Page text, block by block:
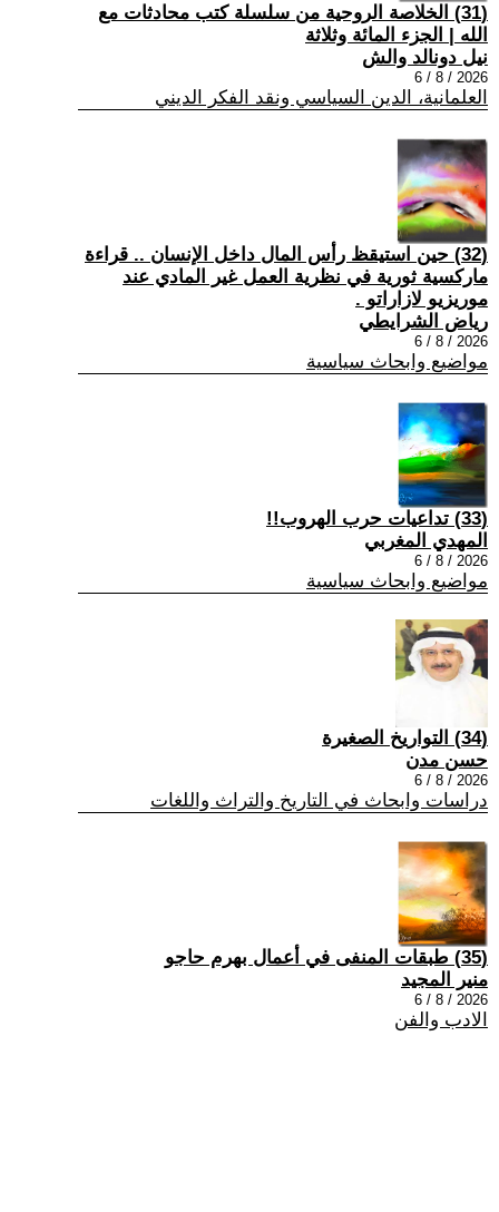
(31) الخلاصة الروحية من سلسلة كتب محادثات مع
الله | الجزء المائة وثلاثة
نيل دونالد والش
2026 / 8 / 6
العلمانية، الدين السياسي ونقد الفكر الديني
(32) حين استيقظ رأس المال داخل الإنسان .. قراءة
ماركسية ثورية في نظرية العمل غير المادي عند
موريزيو لازاراتو .
رياض الشرايطي
2026 / 8 / 6
مواضيع وابحاث سياسية
(33) تداعيات حرب الهروب!!
المهدي المغربي
2026 / 8 / 6
مواضيع وابحاث سياسية
(34) التواريخ الصغيرة
حسن مدن
2026 / 8 / 6
دراسات وابحاث في التاريخ والتراث واللغات
(35) طبقات المنفى في أعمال بهرم حاجو
منير المجيد
2026 / 8 / 6
الادب والفن